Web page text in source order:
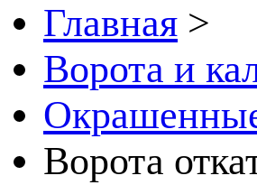
Главная >
Ворота и
Ворота